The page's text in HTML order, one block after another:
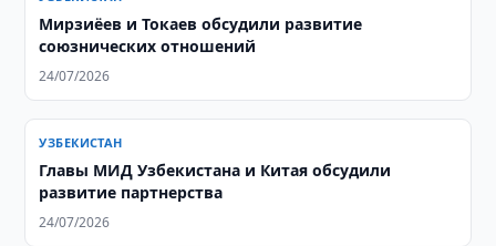
Мирзиёев и Токаев обсудили развитие
союзнических отношений
24/07/2026
УЗБЕКИСТАН
Главы МИД Узбекистана и Китая обсудили
развитие партнерства
24/07/2026